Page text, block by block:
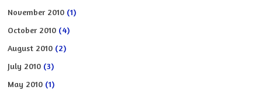
November 2010 (1)
October 2010 (4)
August 2010 (2)
July 2010 (3)
May 2010 (1)